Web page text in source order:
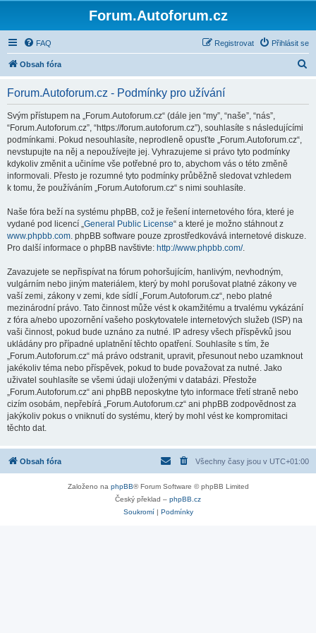
Forum.Autoforum.cz
FAQ Přihlásit se
Registrovat
Obsah fóra
Forum.Autoforum.cz - Podmínky pro užívání
Svým přístupem na „Forum.Autoforum.cz“ (dále jen “my”, “naše”, “nás”,
“Forum.Autoforum.cz”, “https://forum.autoforum.cz”), souhlasíte s následujícími
podmínkami. Pokud nesouhlasíte, neprodleně opusťte „Forum.Autoforum.cz“,
nevstupujte na něj a nepoužívejte jej. Vyhrazujeme si právo tyto podmínky
kdykoliv změnit a učiníme vše potřebné pro to, abychom vás o této změně
informovali. Přesto je rozumné tyto podmínky průběžně sledovat vzhledem
k tomu, že používáním „Forum.Autoforum.cz“ s nimi souhlasíte.
Naše fóra beží na systému phpBB, což je řešení internetového fóra, které je
vydané pod licencí „General Public License“ a které je možno stáhnout z
www.phpbb.com. phpBB software pouze zprostředkovává internetové diskuze.
Pro další informace o phpBB navštivte: http://www.phpbb.com/.
Zavazujete se nepřispívat na fórum pohoršujícím, hanlivým, nevhodným,
vulgárním nebo jiným materiálem, který by mohl porušovat platné zákony ve
vaší zemi, zákony v zemi, kde sídlí „Forum.Autoforum.cz“, nebo platné
mezinárodní právo. Tato činnost může vést k okamžitému a trvalému vykázání
z fóra a/nebo upozornění vašeho poskytovatele internetových služeb (ISP) na
vaši činnost, pokud bude uznáno za nutné. IP adresy všech příspěvků jsou
ukládány pro případné uplatnění těchto opatření. Souhlasíte s tím, že
„Forum.Autoforum.cz“ má právo odstranit, upravit, přesunout nebo uzamknout
jakékoliv téma nebo příspěvek, pokud to bude považovat za nutné. Jako
uživatel souhlasíte se všemi údaji uloženými v databázi. Přestože
„Forum.Autoforum.cz“ ani phpBB neposkytne tyto informace třetí straně nebo
cizím osobám, nepřebírá „Forum.Autoforum.cz“ ani phpBB zodpovědnost za
jakýkoliv pokus o vniknutí do systému, který by mohl vést ke kompromitaci
těchto dat.
Obsah fóra Všechny časy jsou v UTC+01:00
Založeno na phpBB® Forum Software © phpBB Limited
Český překlad – phpBB.cz
Soukromí| Podmínky